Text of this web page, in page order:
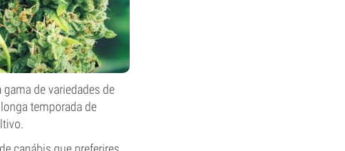
de variedades de
temporada de